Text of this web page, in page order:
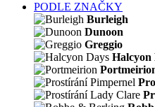
PODLE ZNAČKY
Burleigh
Dunoon
Greggio
Halcyon